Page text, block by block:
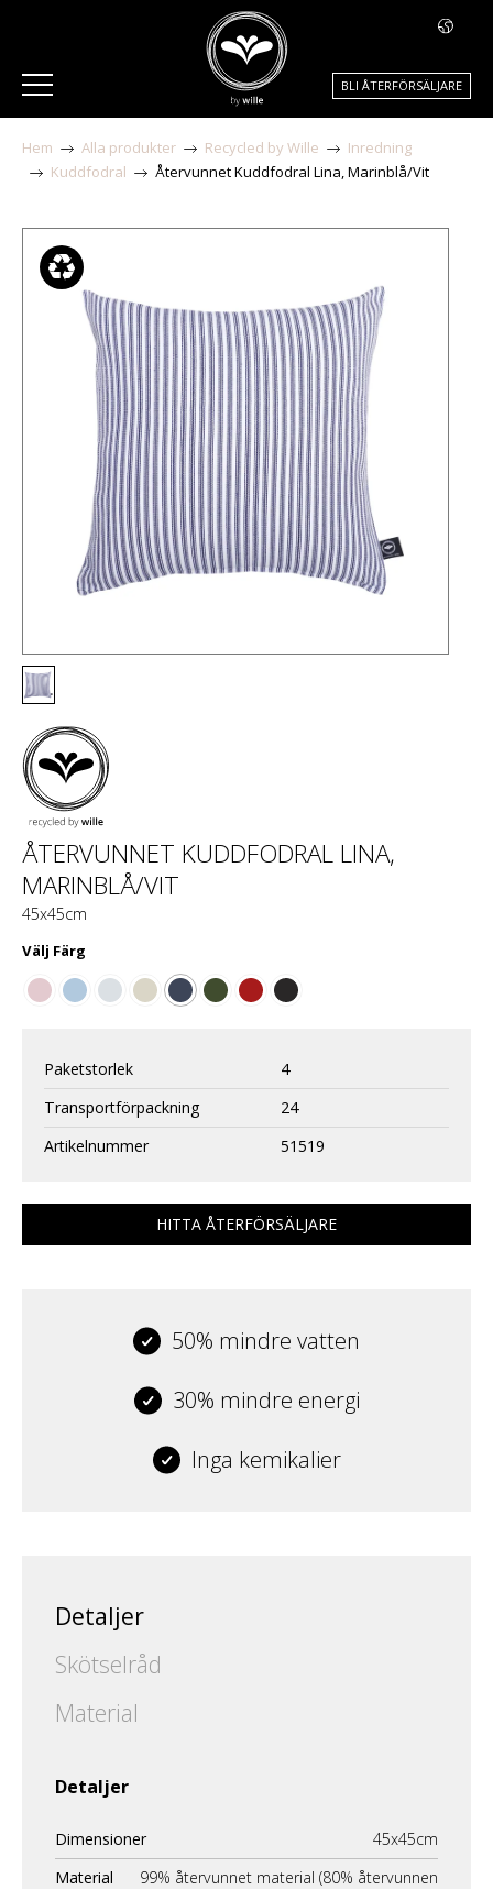
BLI ÅTERFÖRSÄLJARE
Hem Alla produkter Recycled by Wille
Inredning
Kuddfodral
Återvunnet Kuddfodral Lina, Marinblå/Vit
ÅTERVUNNET KUDDFODRAL LINA,
MARINBLÅ/VIT
45x45cm
Välj Färg
Paketstorlek
4
Transportförpackning
24
Artikelnummer
51519
HITTA ÅTERFÖRSÄLJARE
50% mindre vatten
30% mindre energi
Inga kemikalier
Detaljer
Skötselråd
Material
Detaljer
Dimensioner
45x45cm
Material
99% återvunnet material (80% återvunnen